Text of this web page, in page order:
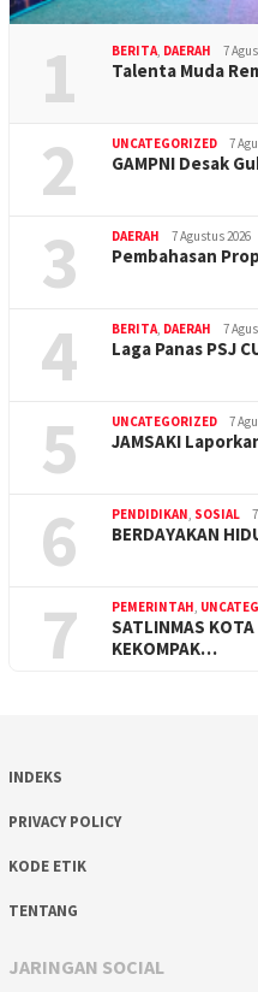
1 BERITA DAERAH 7
Talenta Muda
2 UNCATEGORIZED 7
GAMPNI Desak
3 DAERAH 7 Agustus 2026
Pembahasan
4 BERITA DAERAH 7
Laga Panas PSJ
5 UNCATEGORIZED 7
JAMSAKI
6 PENDIDIKAN SOSIAL
BERDAYAKAN
7 PEMERINTAH
SATLINMAS
KEKOMPAK…
INDEKS
PRIVACY POLICY
KODE ETIK
TENTANG
JARINGAN SOCIAL